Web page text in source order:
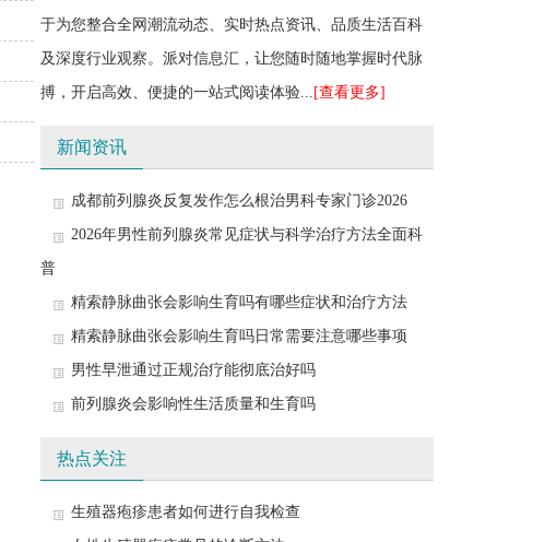
于为您整合全网潮流动态、实时热点资讯、品质生活百科
及深度行业观察。派对信息汇，让您随时随地掌握时代脉
搏，开启高效、便捷的一站式阅读体验... [查看更多]
新闻资讯
成都前列腺炎反复发作怎么根治男科专家门诊2026
2026年男性前列腺炎常见症状与科学治疗方法全面科
普
精索静脉曲张会影响生育吗有哪些症状和治疗方法
精索静脉曲张会影响生育吗日常需要注意哪些事项
男性早泄通过正规治疗能彻底治好吗
前列腺炎会影响性生活质量和生育吗
热点关注
生殖器疱疹患者如何进行自我检查